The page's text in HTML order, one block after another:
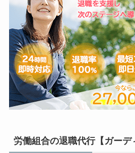
労働組合の退職代行【ガーデ